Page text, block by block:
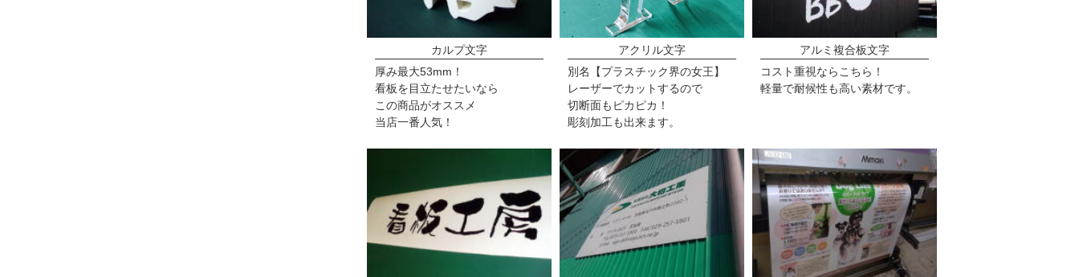
カルプ文字
厚み最大53mm！
看板を目立たせたいなら
この商品がオススメ
当店一番人気！
アクリル文字
別名【プラスチック界の女王】
レーザーでカットするので
切断面もピカピカ！
彫刻加工も出来ます。
アルミ複合板文字
コスト重視ならこちら！
軽量で耐候性も高い素材です。